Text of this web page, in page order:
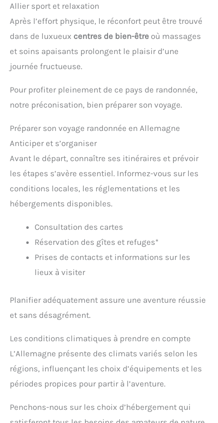
Allier sport et relaxation
Après l’effort physique, le réconfort peut être trouvé
dans de luxueux centres de bien-être où massages
et soins apaisants prolongent le plaisir d’une
journée fructueuse.
Pour profiter pleinement de ce pays de randonnée,
notre préconisation, bien préparer son voyage.
Préparer son voyage randonnée en Allemagne
Anticiper et s’organiser
Avant le départ, connaître ses itinéraires et prévoir
les étapes s’avère essentiel. Informez-vous sur les
conditions locales, les réglementations et les
hébergements disponibles.
Consultation des cartes
Réservation des gîtes et refuges*
Prises de contacts et informations sur les
lieux à visiter
Planifier adéquatement assure une aventure réussie
et sans désagrément.
Les conditions climatiques à prendre en compte
L’Allemagne présente des climats variés selon les
régions, influençant les choix d’équipements et les
périodes propices pour partir à l’aventure.
Penchons-nous sur les choix d’hébergement qui